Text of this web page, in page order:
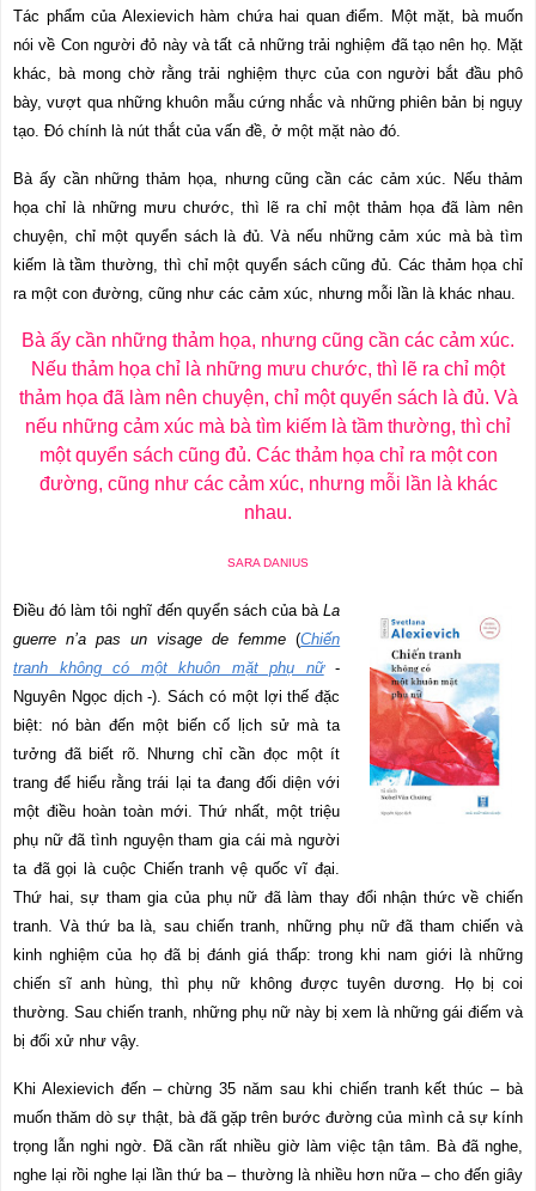
Tác phẩm của Alexievich hàm chứa hai quan điểm. Một mặt, bà muốn
nói về Con người đỏ này và tất cả những trải nghiệm đã tạo nên họ. Mặt
khác, bà mong chờ rằng trải nghiệm thực của con người bắt đầu phô
bày, vượt qua những khuôn mẫu cứng nhắc và những phiên bản bị ngụy
tạo. Đó chính là nút thắt của vấn đề, ở một mặt nào đó.
Bà ấy cần những thảm họa, nhưng cũng cần các cảm xúc. Nếu thảm
họa chỉ là những mưu chước, thì lẽ ra chỉ một thảm họa đã làm nên
chuyện, chỉ một quyển sách là đủ. Và nếu những cảm xúc mà bà tìm
kiếm là tầm thường, thì chỉ một quyển sách cũng đủ. Các thảm họa chỉ
ra một con đường, cũng như các cảm xúc, nhưng mỗi lần là khác nhau.
Bà ấy cần những thảm họa, nhưng cũng cần các cảm xúc.
Nếu thảm họa chỉ là những mưu chước, thì lẽ ra chỉ một
thảm họa đã làm nên chuyện, chỉ một quyển sách là đủ. Và
nếu những cảm xúc mà bà tìm kiếm là tầm thường, thì chỉ
một quyển sách cũng đủ. Các thảm họa chỉ ra một con
đường, cũng như các cảm xúc, nhưng mỗi lần là khác
nhau.
SARA DANIUS
Điều đó làm tôi nghĩ đến quyển sách của bàLa
guerre n’a pas un visage de femme(Chiến
tranh không có một khuôn mặt phụ nữ-
Nguyên Ngọc dịch -). Sách có một lợi thế đặc
biệt: nó bàn đến một biến cố lịch sử mà ta
tưởng đã biết rõ. Nhưng chỉ cần đọc một ít
trang để hiểu rằng trái lại ta đang đối diện với
một điều hoàn toàn mới. Thứ nhất, một triệu
phụ nữ đã tình nguyện tham gia cái mà người
ta đã gọi là cuộc Chiến tranh vệ quốc vĩ đại.
Thứ hai, sự tham gia của phụ nữ đã làm thay đổi nhận thức về chiến
tranh. Và thứ ba là, sau chiến tranh, những phụ nữ đã tham chiến và
kinh nghiệm của họ đã bị đánh giá thấp: trong khi nam giới là những
chiến sĩ anh hùng, thì phụ nữ không được tuyên dương. Họ bị coi
thường. Sau chiến tranh, những phụ nữ này bị xem là những gái điếm và
bị đối xử như vậy.
Khi Alexievich đến – chừng 35 năm sau khi chiến tranh kết thúc – bà
muốn thăm dò sự thật, bà đã gặp trên bước đường của mình cả sự kính
trọng lẫn nghi ngờ. Đã cần rất nhiều giờ làm việc tận tâm. Bà đã nghe,
nghe lại rồi nghe lại lần thứ ba – thường là nhiều hơn nữa – cho đến giây